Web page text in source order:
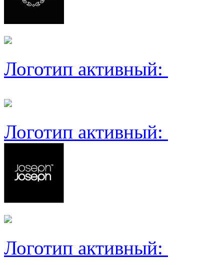
Логотип активный:
Логотип активный:
Логотип активный: